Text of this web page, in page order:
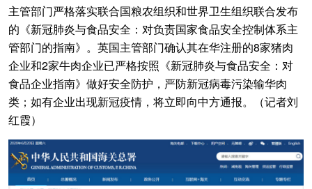
主管部门严格落实联合国粮农组织和世界卫生组织联合发布
的《新冠肺炎与食品安全：对负责国家食品安全控制体系主
管部门的指南》。英国主管部门确认其在华注册的8家猪肉
企业和2家牛肉企业已严格按照《新冠肺炎与食品安全：对
食品企业指南》做好安全防护，严防新冠病毒污染输华肉
类；如有企业出现新冠疫情，将立即向中方通报。（记者刘
红霞）